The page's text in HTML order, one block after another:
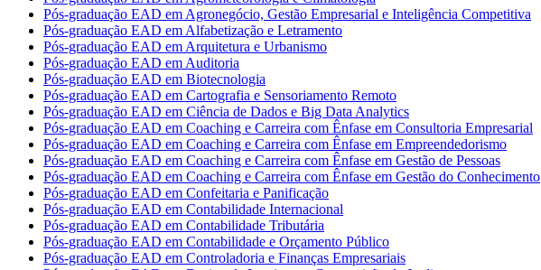
Pós-graduação EAD em Agronegócio, Gestão Empresarial e Inteligência Competitiva
Pós-graduação EAD em Alfabetização e Letramento
Pós-graduação EAD em Arquitetura e Urbanismo
Pós-graduação EAD em Auditoria
Pós-graduação EAD em Biotecnologia
Pós-graduação EAD em Cartografia e Sensoriamento Remoto
Pós-graduação EAD em Ciência de Dados e Big Data Analytics
Pós-graduação EAD em Coaching e Carreira com Ênfase em Consultoria Empresarial
Pós-graduação EAD em Coaching e Carreira com Ênfase em Empreendedorismo
Pós-graduação EAD em Coaching e Carreira com Ênfase em Gestão de Pessoas
Pós-graduação EAD em Coaching e Carreira com Ênfase em Gestão do Conhecimento
Pós-graduação EAD em Confeitaria e Panificação
Pós-graduação EAD em Contabilidade Internacional
Pós-graduação EAD em Contabilidade Tributária
Pós-graduação EAD em Contabilidade e Orçamento Público
Pós-graduação EAD em Controladoria e Finanças Empresariais